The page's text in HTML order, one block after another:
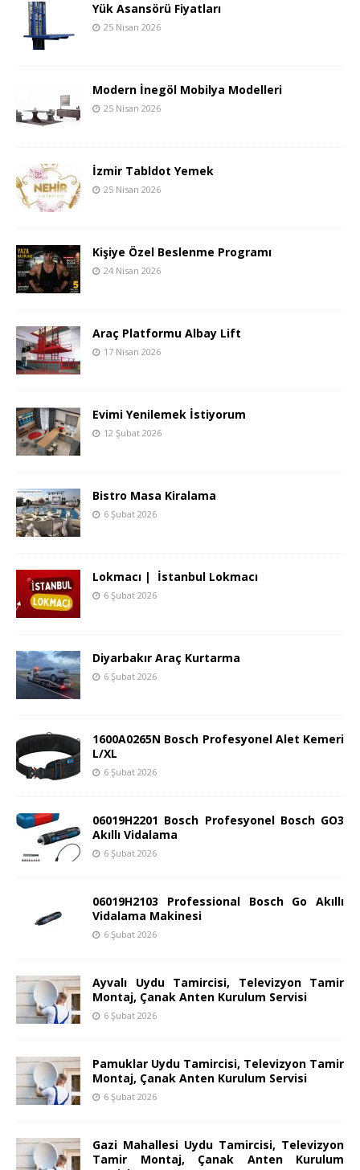
Yük Asansörü Fiyatları
25 Nisan 2026
Modern İnegöl Mobilya Modelleri
25 Nisan 2026
İzmir Tabldot Yemek
25 Nisan 2026
Kişiye Özel Beslenme Programı
24 Nisan 2026
Araç Platformu Albay Lift
17 Nisan 2026
Evimi Yenilemek İstiyorum
12 Şubat 2026
Bistro Masa Kiralama
6 Şubat 2026
Lokmacı | İstanbul Lokmacı
6 Şubat 2026
Diyarbakır Araç Kurtarma
6 Şubat 2026
1600A0265N Bosch Profesyonel Alet Kemeri
L/XL
6 Şubat 2026
06019H2201 Bosch Profesyonel Bosch GO3
Akıllı Vidalama
6 Şubat 2026
06019H2103 Professional Bosch Go Akıllı
Vidalama Makinesi
6 Şubat 2026
Ayvalı Uydu Tamircisi, Televizyon Tamir
Montaj, Çanak Anten Kurulum Servisi
6 Şubat 2026
Pamuklar Uydu Tamircisi, Televizyon Tamir
Montaj, Çanak Anten Kurulum Servisi
6 Şubat 2026
Gazi Mahallesi Uydu Tamircisi, Televizyon
Tamir Montaj, Çanak Anten Kurulum